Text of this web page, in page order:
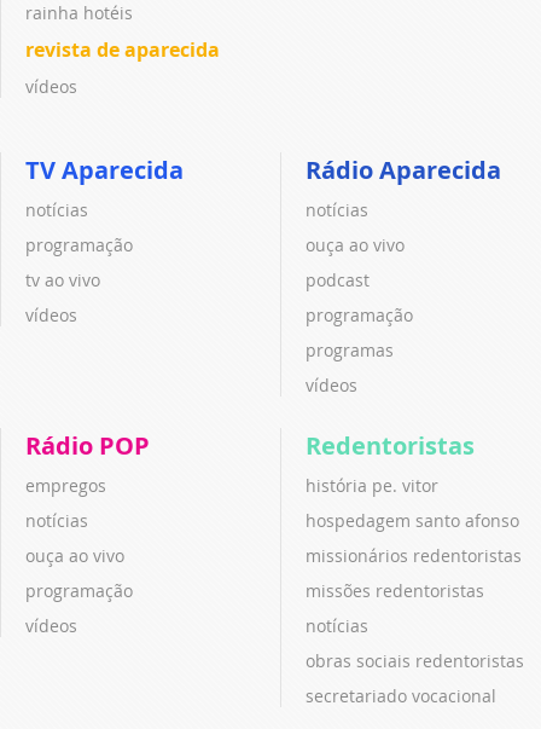
rainha hotéis
revista de aparecida
vídeos
TV Aparecida
notícias
programação
tv ao vivo
vídeos
Rádio Aparecida
notícias
ouça ao vivo
podcast
programação
programas
vídeos
Rádio POP
empregos
notícias
ouça ao vivo
programação
vídeos
Redentoristas
história pe. vitor
hospedagem santo afonso
missionários redentoristas
missões redentoristas
notícias
obras sociais redentoristas
secretariado vocacional